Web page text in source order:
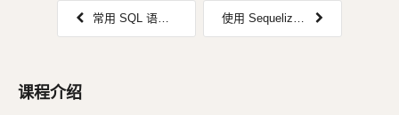
常用 SQL 语句之：增加、修改、删除篇 使用 Sequelize ORM
课程介绍